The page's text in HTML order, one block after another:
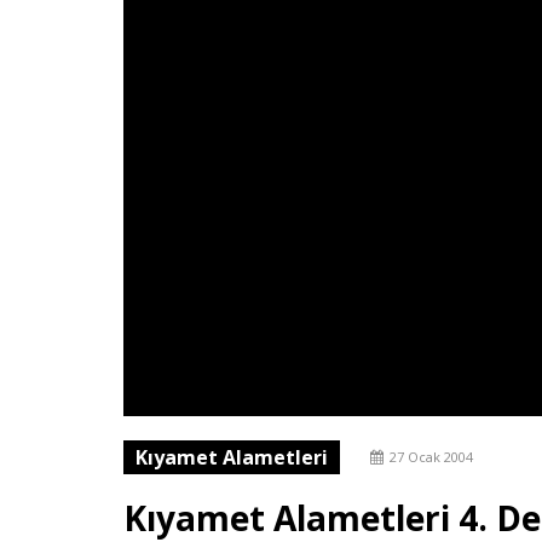
Kıyamet Alametleri 27 Ocak 2004
Kıyamet Alametleri 4.